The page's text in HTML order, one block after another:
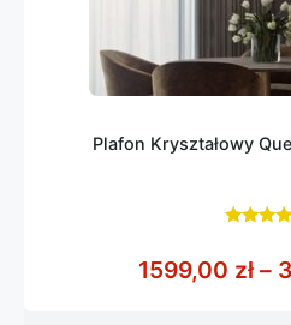
Plafon Kryształowy
1599,00 zł –